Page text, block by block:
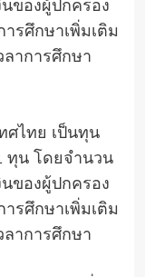
ของผู้ปกครอง
รศึกษาเพิ่มเติม
ลาการศึกษา
ศไทย เป็นทุน
ทุน โดยจำนวน
ของผู้ปกครอง
รศึกษาเพิ่มเติม
ลาการศึกษา